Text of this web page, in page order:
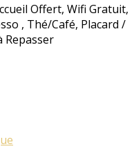
Offert, Wifi Gratuit,
, Thé/Café, Placard /
Repasser